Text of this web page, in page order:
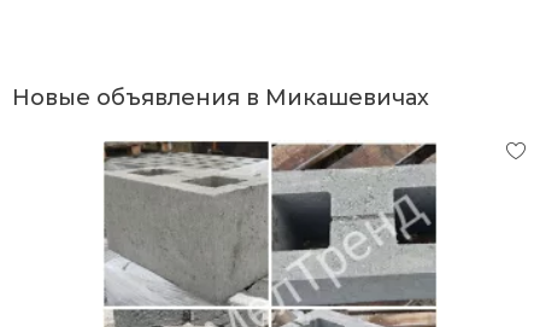
Новые объявления в Микашевичах